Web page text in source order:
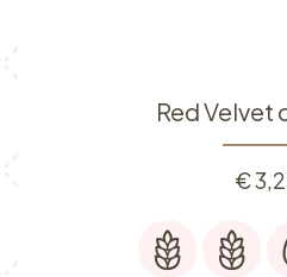
Red Velvet
€